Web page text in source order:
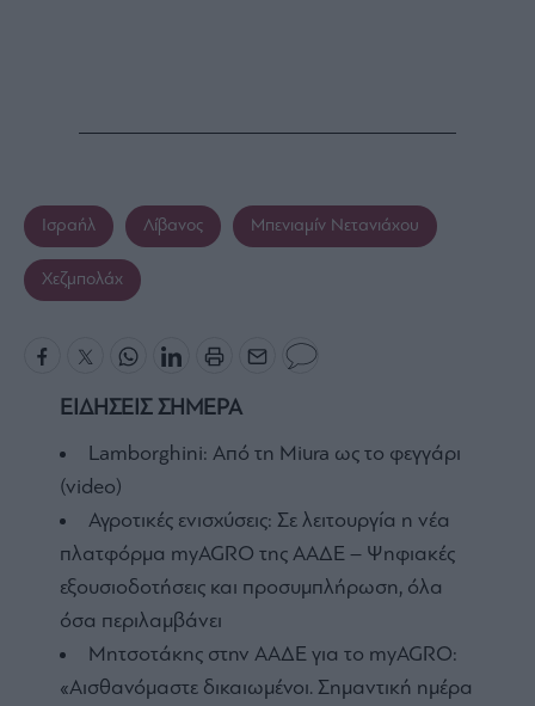
Ισραήλ Λίβανος Μπενιαμίν Νετανιάχου
Χεζμπολάχ
ΕΙΔΗΣΕΙΣ ΣΗΜΕΡΑ
Lamborghini: Από τη Miura ως το φεγγάρι
(video)
Αγροτικές ενισχύσεις: Σε λειτουργία η νέα
πλατφόρμα myAGRO της ΑΑΔΕ – Ψηφιακές
εξουσιοδοτήσεις και προσυμπλήρωση, όλα
όσα περιλαμβάνει
Μητσοτάκης στην ΑΑΔΕ για το myAGRO:
«Αισθανόμαστε δικαιωμένοι. Σημαντική ημέρα